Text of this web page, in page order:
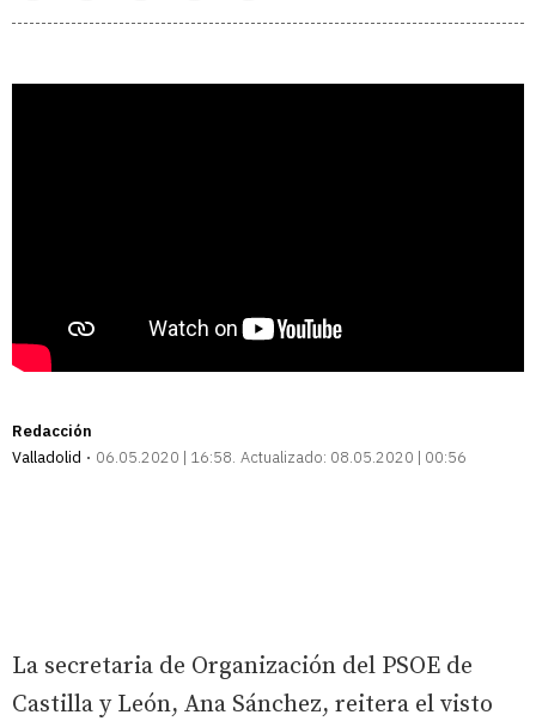
Redacción
Valladolid
06.05.2020 | 16:58 Actualizado: 08.05.2020 | 00:56
La secretaria de Organización del PSOE de
Castilla y León, Ana Sánchez, reitera el visto